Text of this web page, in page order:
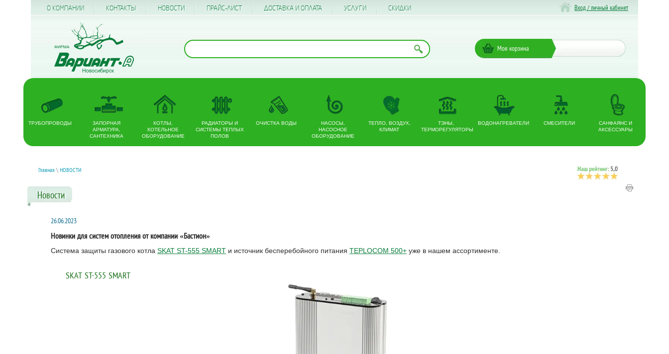
О КОМПАНИИ КОНТАКТЫ НОВОСТИ ПРАЙС-ЛИСТ ДОСТАВКА И ОПЛАТА УСЛУГИ CКИДКИ Вход / личный кабинет
Моя корзина
ТРУБОПРОВОДЫ
ЗАПОРНАЯ
АРМАТУРА,
САНТЕХНИКА
КОТЛЫ,
КОТЕЛЬНОЕ
ОБОРУДОВАНИЕ
РАДИАТОРЫ И
СИСТЕМЫ ТЕПЛЫХ
ПОЛОВ
ОЧИСТКА ВОДЫ
НАСОСЫ,
НАСОСНОЕ
ОБОРУДОВАНИЕ
ТЕПЛО, ВОЗДУХ,
КЛИМАТ
ТЭНЫ,
ТЕРМОРЕГУЛЯТОРЫ
ВОДОНАГРЕВАТЕЛИ СМЕСИТЕЛИ
САНФАЯНС И
АКСЕССУАРЫ
Главная \ НОВОСТИ
Новости
26.06.2023
Новинки для систем отопления от компании «Бастион»
Система защиты газового котла SKAT ST-555 SMART и источник бесперебойного питания TEPLOCOM 500+ уже в нашем ассортименте.
SKAT ST-555 SMART